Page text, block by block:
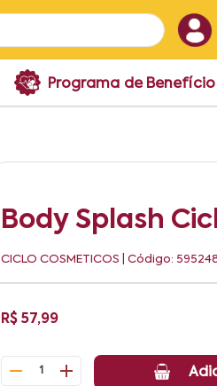
Programa de
Body Splash
CICLO COSMETICOS | Código:
R$ 57,99
1